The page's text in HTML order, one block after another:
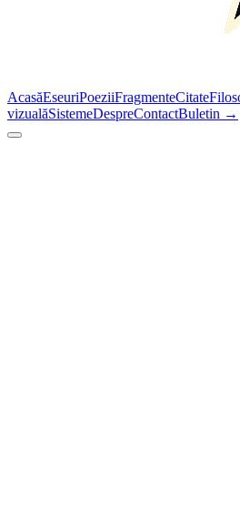
AcasăEseuriPoeziiFragmenteCitate
vizualăSistemeDespreContactBuletin →